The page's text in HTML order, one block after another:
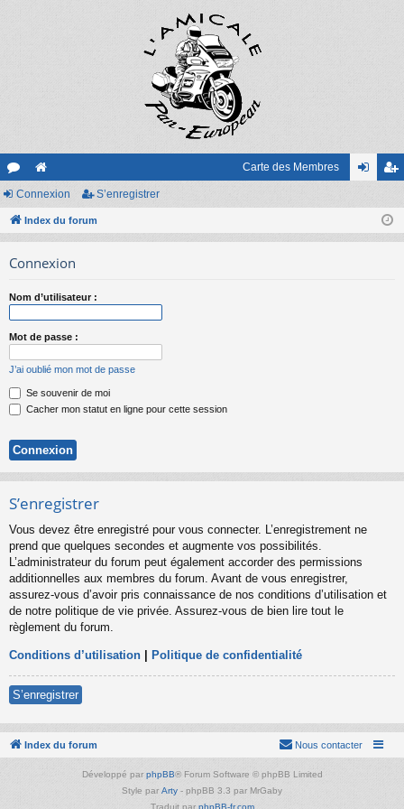
or
u
e
sit
Carte des Membres
nr
Connexion S’enregistrer
Index du forum
Connexion
Nom d’utilisateur :
Mot de passe :
J’ai oublié mon mot de passe
Se souvenir de moi
Cacher mon statut en ligne pour cette session
S’enregistrer
Vous devez être enregistré pour vous connecter. L’enregistrement ne
prend que quelques secondes et augmente vos possibilités.
L’administrateur du forum peut également accorder des permissions
additionnelles aux membres du forum. Avant de vous enregistrer,
assurez-vous d’avoir pris connaissance de nos conditions d’utilisation et
de notre politique de vie privée. Assurez-vous de bien lire tout le
règlement du forum.
Conditions d’utilisation | Politique de confidentialité
S’enregistrer
Index du forum Nous contacter
Développé par phpBB® Forum Software © phpBB Limited
Style par Arty - phpBB 3.3 par MrGaby
Traduit par phpBB-fr.com